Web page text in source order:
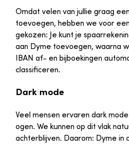
Omdat velen van jullie graag
toevoegen, hebben we voor
gekozen: Je kunt je
aan Dyme toevoegen, waarna
IBAN af- en bijboekingen
classificeren.
Dark mode
Veel mensen ervaren dark
ogen. We kunnen op dit vlak
achterblijven. Daarom: Dyme in